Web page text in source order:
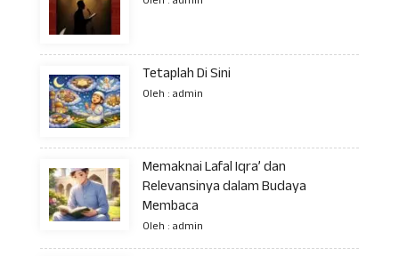
Tetaplah Di Sini
Oleh : admin
Memaknai Lafal Iqra’ dan
Relevansinya dalam Budaya
Membaca
Oleh : admin